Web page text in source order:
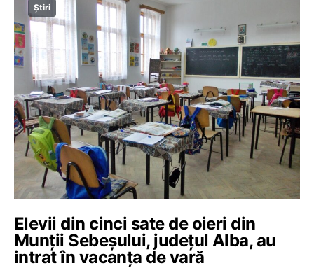
Știri
Elevii din cinci sate de oieri din
Munţii Sebeşului, județul Alba, au
intrat în vacanţa de vară